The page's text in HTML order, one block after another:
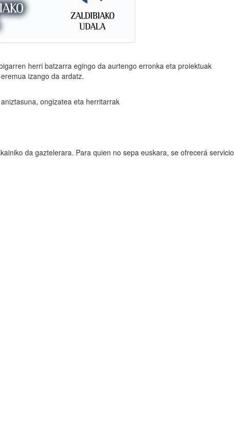
herri batzarra egingo da aurtengo erronka eta proiektuak
izango da ardatz.
ongizatea eta herritarrak
da gaztelerara. Para quien no sepa euskara, se ofrecerá servicio